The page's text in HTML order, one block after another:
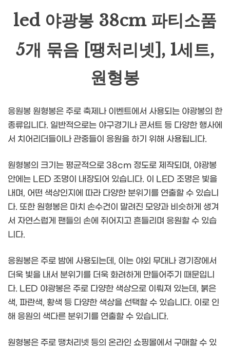
led 야광봉 38cm 파티소품
5개 묶음 [땡처리넷], 1세트,
원형봉
응원봉 원형봉은 주로 축제나 이벤트에서 사용되는 야광봉의 한
종류입니다. 일반적으로는 야구경기나 콘서트 등 다양한 행사에
서 치어리더들이나 관중들이 응원을 하기 위해 사용됩니다.
원형봉의 크기는 평균적으로 38cm 정도로 제작되며, 야광봉
안에는 LED 조명이 내장되어 있습니다. 이 LED 조명은 빛을
내며, 어떤 색상인지에 따라 다양한 분위기를 연출할 수 있습니
다. 또한 원형봉은 마치 손수건이 말려진 모양과 비슷하게 생겨
서 자연스럽게 팬들의 손에 쥐어지고 흔들리며 응원할 수 있습
니다.
응원봉은 주로 밤에 사용되는데, 이는 야외 무대나 경기장에서
더욱 빛을 내서 분위기를 더욱 화려하게 만들어주기 때문입니
다. LED 야광봉은 주로 다양한 색상으로 이뤄져 있는데, 붉은
색, 파란색, 황색 등 다양한 색상을 선택할 수 있습니다. 이로 인
해 응원의 색다른 분위기를 연출할 수 있습니다.
원형봉은 주로 땡처리넷 등의 온라인 쇼핑몰에서 구매할 수 있